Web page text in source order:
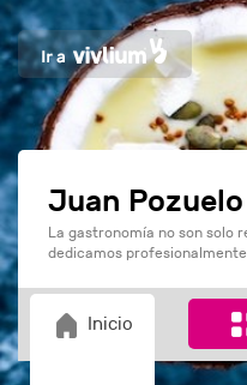
Juan Pozuelo
La gastronomía no son solo
dedicamos profesionalmente
Inicio